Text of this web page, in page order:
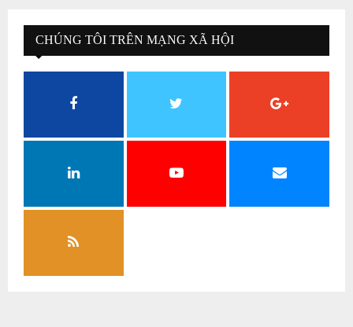
CHÚNG TÔI TRÊN MẠNG XÃ HỘI